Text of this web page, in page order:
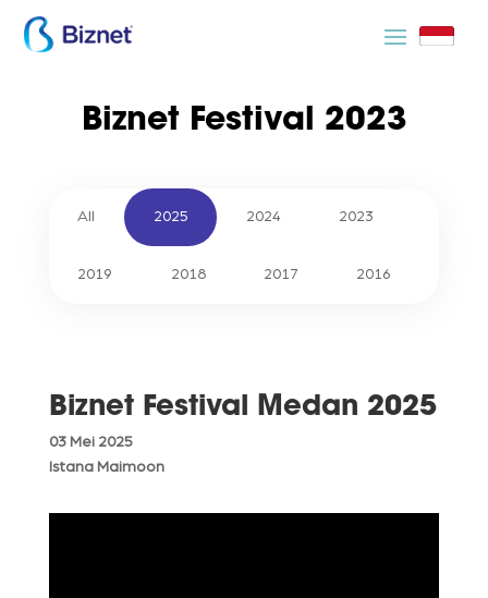
Biznet Festival 2023
All 2025 2024 2023
2019 2018 2017 2016
Biznet Festival Medan 2025
03 Mei 2025
Istana Maimoon